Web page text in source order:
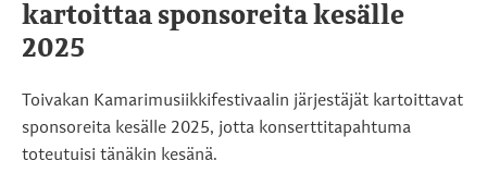
kartoittaa sponsoreita kesälle
2025
Toivakan Kamarimusiikkifestivaalin järjestäjät kartoittavat
sponsoreita kesälle 2025, jotta konserttitapahtuma
toteutuisi tänäkin kesänä.